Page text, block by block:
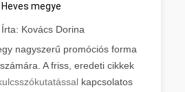
Heves megye
Írta: Kovács Dorina
nagyszerű promóciós forma
A friss, eredeti cikkek
kapcsolatos